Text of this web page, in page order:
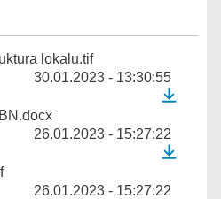
lokalu.tif
30.01.2023 - 13:30:55
26.01.2023 - 15:27:22
26.01.2023 - 15:27:22